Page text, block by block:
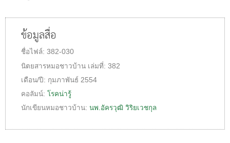
ข้อมูลสื่อ
ชื่อไฟล์: 382-030
นิตยสารหมอชาวบ้าน เล่มที่: 382
เดือน/ปี: กุมภาพันธ์ 2554
คอลัมน์: โรคน่ารู้
นักเขียนหมอชาวบ้าน: นพ.อัครวุฒิ วิริยเวชกุล